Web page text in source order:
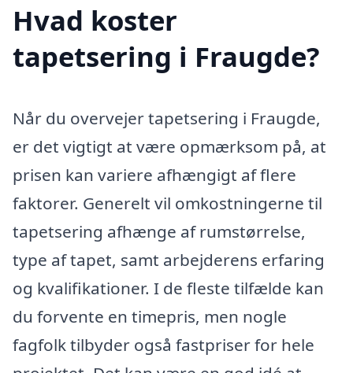
Hvad koster
tapetsering i Fraugde?
Når du overvejer tapetsering i Fraugde,
er det vigtigt at være opmærksom på, at
prisen kan variere afhængigt af flere
faktorer. Generelt vil omkostningerne til
tapetsering afhænge af rumstørrelse,
type af tapet, samt arbejderens erfaring
og kvalifikationer. I de fleste tilfælde kan
du forvente en timepris, men nogle
fagfolk tilbyder også fastpriser for hele